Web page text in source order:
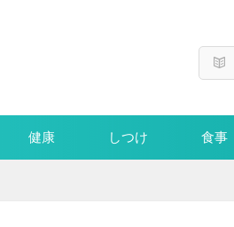
健康 しつけ 食事